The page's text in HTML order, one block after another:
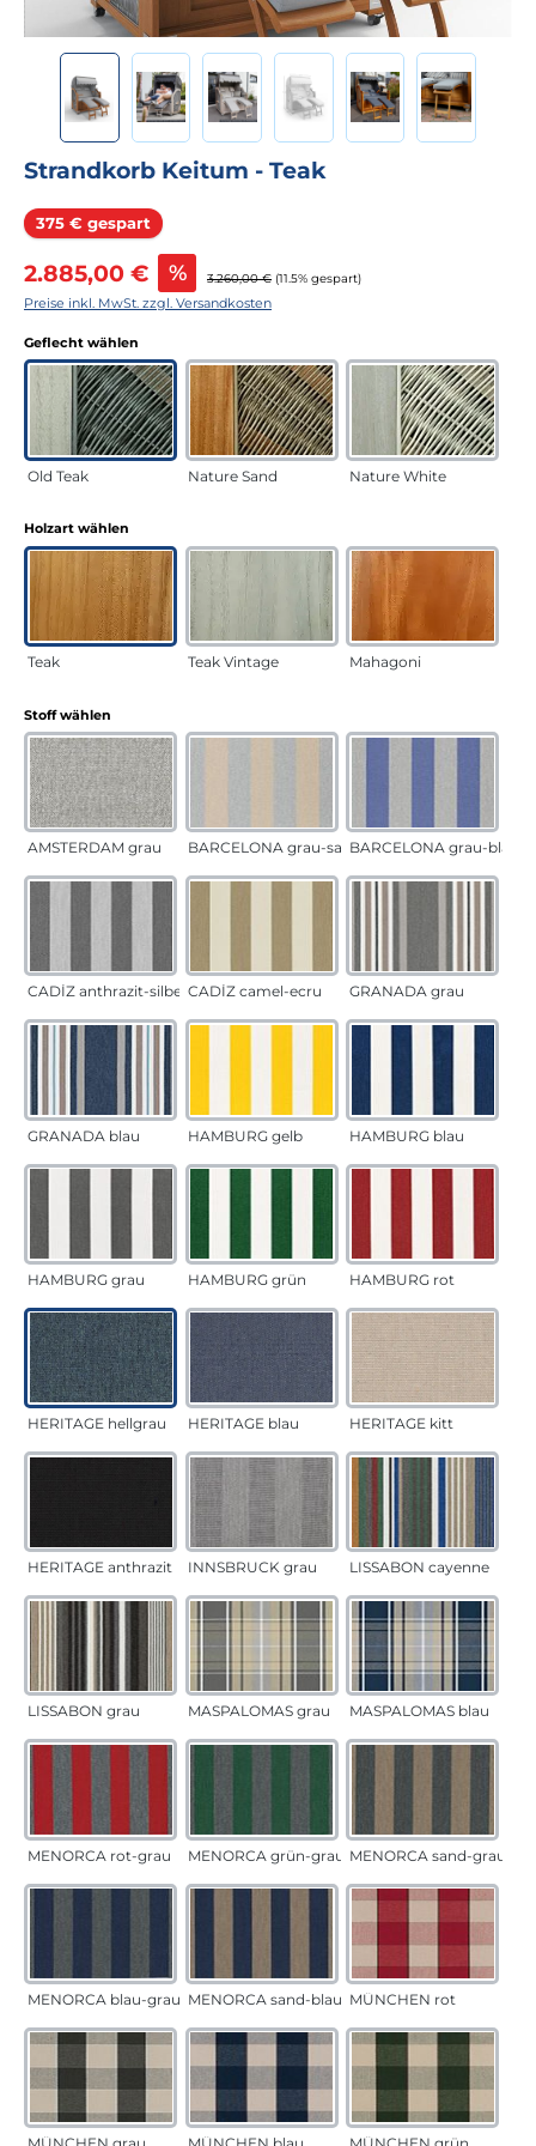
Strandkorb Keitum - Teak
375 € gespart Rabatt
Verkaufspreis:
2.885,00 € % Regulärer Preis:
3.260,00 € (11.5% gespart)
Preise inkl. MwSt. zzgl. Versandkosten
Geflecht wählen
Old Teak Nature Sand Nature White
Holzart wählen
Teak Teak Vintage Mahagoni
Stoff wählen
AMSTERDAM grau BARCELONA grau-sandBARCELONA grau-blau
CADÍZ anthrazit-silber CADÍZ camel-ecru GRANADA grau
GRANADA blau HAMBURG gelb HAMBURG blau
HAMBURG grau HAMBURG grün HAMBURG rot
HERITAGE hellgrau HERITAGE blau HERITAGE kitt
HERITAGE anthrazit INNSBRUCK grau LISSABON cayenne
LISSABON grau MASPALOMAS grau MASPALOMAS blau
MENORCA rot-grau MENORCA grün-grau MENORCA sand-grau
MENORCA blau-grau MENORCA sand-blau MÜNCHEN rot